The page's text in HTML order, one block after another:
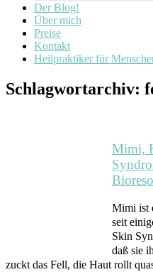
Der Blog!
Über mich
Preise
Kontakt
Heilpraktiker für
Schlagwortarchiv:
Mimi,
Mimi ist
seit
Skin
daß sie
zuckt das Fell, die Haut rollt